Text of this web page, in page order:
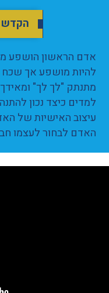
הקדש
אדם הראשון הושפע
להיות מושפע אך שכח
מתנתק "לך לך"
למדים כיצד נכון
עיצוב האישיות של
האדם לבחור לעצמו